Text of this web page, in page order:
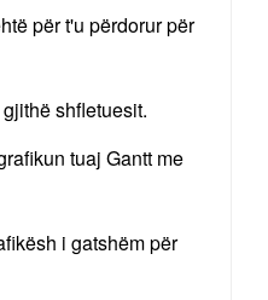
për t'u përdorur për
shfletuesit.
tuaj Gantt me
i gatshëm për